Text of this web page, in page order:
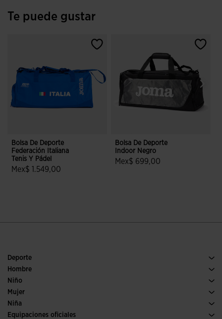
Te puede gustar
Bolsa De Deporte
Federación Italiana
Tenis Y Pádel
Mex$ 1.549,00
Bolsa De Deporte
Indoor Negro
Mex$ 699,00
Deporte
Running
Fútbol
Pádel
Tenis
Trail running
Hombre
Calzado Hombre
Deporte
Niño
Ver todo ropa niño
Mujer
Calzado Mujer
Deporte
Niña
Ver todo ropa niña
Equipaciones oficiales